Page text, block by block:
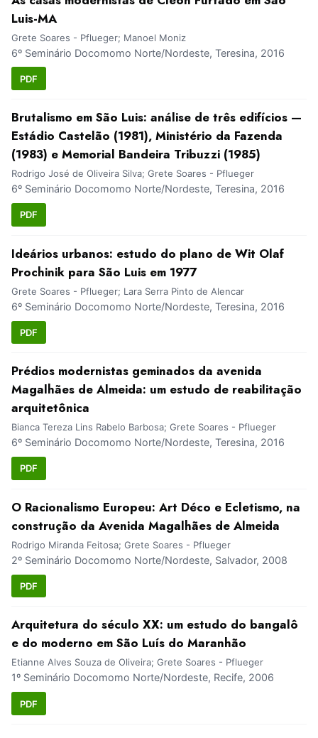
Luis-MA
Grete Soares - Pflueger; Manoel Moniz
6º Seminário Docomomo Norte/Nordeste, Teresina, 2016
PDF
Brutalismo em São Luis: análise de três edifícios —
Estádio Castelão (1981), Ministério da Fazenda
(1983) e Memorial Bandeira Tribuzzi (1985)
Rodrigo José de Oliveira Silva; Grete Soares - Pflueger
6º Seminário Docomomo Norte/Nordeste, Teresina, 2016
PDF
Ideários urbanos: estudo do plano de Wit Olaf
Prochinik para São Luis em 1977
Grete Soares - Pflueger; Lara Serra Pinto de Alencar
6º Seminário Docomomo Norte/Nordeste, Teresina, 2016
PDF
Prédios modernistas geminados da avenida
Magalhães de Almeida: um estudo de reabilitação
arquitetônica
Bianca Tereza Lins Rabelo Barbosa; Grete Soares - Pflueger
6º Seminário Docomomo Norte/Nordeste, Teresina, 2016
PDF
O Racionalismo Europeu: Art Déco e Ecletismo, na
construção da Avenida Magalhães de Almeida
Rodrigo Miranda Feitosa; Grete Soares - Pflueger
2º Seminário Docomomo Norte/Nordeste, Salvador, 2008
PDF
Arquitetura do século XX: um estudo do bangalô
e do moderno em São Luís do Maranhão
Etianne Alves Souza de Oliveira; Grete Soares - Pflueger
1º Seminário Docomomo Norte/Nordeste, Recife, 2006
PDF